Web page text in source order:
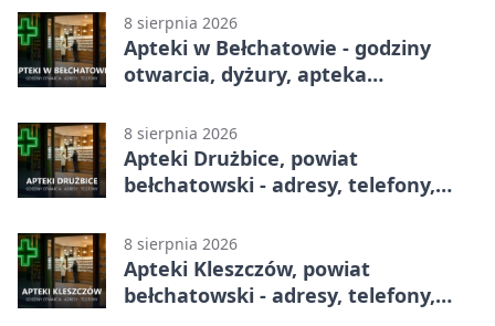
8 sierpnia 2026
Apteki w Bełchatowie - godziny
otwarcia, dyżury, apteka
8 sierpnia 2026
Apteki Drużbice, powiat
bełchatowski - adresy, telefony,
8 sierpnia 2026
Apteki Kleszczów, powiat
bełchatowski - adresy, telefony,